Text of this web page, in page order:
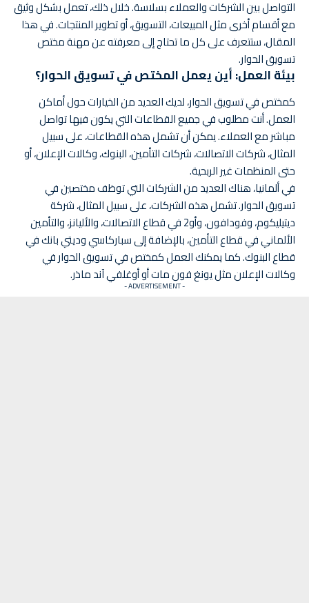
التواصل بين الشركات والعملاء بسلاسة. خلال ذلك، تعمل بشكل وثيق
مع أقسام أخرى مثل المبيعات، التسويق، أو تطوير المنتجات. في هذا
المقال، ستتعرف على كل ما تحتاج إلى معرفته عن مهنة مختص
تسويق الحوار.
بيئة العمل: أين يعمل المختص في تسويق الحوار؟
كمختص في تسويق الحوار، لديك العديد من الخيارات حول أماكن
العمل. أنت مطلوب في جميع القطاعات التي يكون فيها تواصل
مباشر مع العملاء. يمكن أن تشمل هذه القطاعات، على سبيل
المثال، شركات الاتصالات، شركات التأمين، البنوك، وكالات الإعلان، أو
حتى المنظمات غير الربحية.
في ألمانيا، هناك العديد من الشركات التي توظف مختصين في
تسويق الحوار. تشمل هذه الشركات، على سبيل المثال، شركة
ديتيليكوم، وفودافون، وأو2 في قطاع الاتصالات، والأليانز، والتأمين
الألماني في قطاع التأمين، بالإضافة إلى سباركاسي وديتي بانك في
قطاع البنوك. كما يمكنك العمل كمختص في تسويق الحوار في
وكالات الإعلان مثل يونغ فون مات أو أوغلفي آند ماذر.
- ADVERTISEMENT -